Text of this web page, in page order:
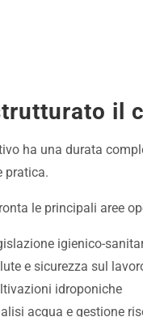
il
ha una durata
pratica.
le principali aree
igienico-
e sicurezza sul
idroponiche
acqua e gestione